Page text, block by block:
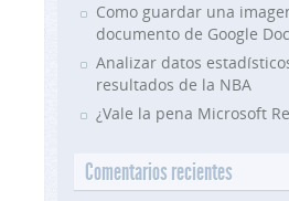
Como guardar una
documento de Google
Analizar datos
resultados de la NBA
¿Vale la pena Microsoft
Comentarios recientes